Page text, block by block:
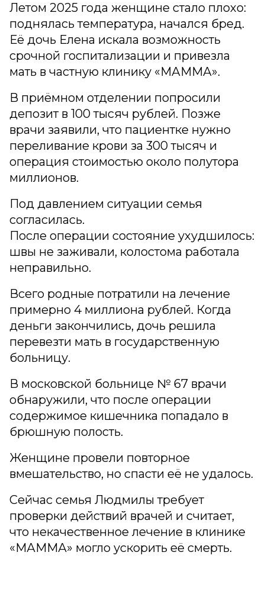
Летом 2025 года женщине стало плохо:
поднялась температура, начался бред.
Её дочь Елена искала возможность
срочной госпитализации и привезла
мать в частную клинику «МАММА».
В приёмном отделении попросили
депозит в 100 тысяч рублей. Позже
врачи заявили, что пациентке нужно
переливание крови за 300 тысяч и
операция стоимостью около полутора
миллионов.
Под давлением ситуации семья
согласилась.
После операции состояние ухудшилось:
швы не заживали, колостома работала
неправильно.
Всего родные потратили на лечение
примерно 4 миллиона рублей. Когда
деньги закончились, дочь решила
перевезти мать в государственную
больницу.
В московской больнице № 67 врачи
обнаружили, что после операции
содержимое кишечника попадало в
брюшную полость.
Женщине провели повторное
вмешательство, но спасти её не удалось.
Сейчас семья Людмилы требует
проверки действий врачей и считает,
что некачественное лечение в клинике
«МАММА» могло ускорить её смерть.